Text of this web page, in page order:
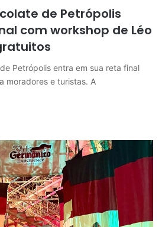
de Petrópolis
com workshop de Léo
Petrópolis entra em sua reta final
moradores e turistas. A